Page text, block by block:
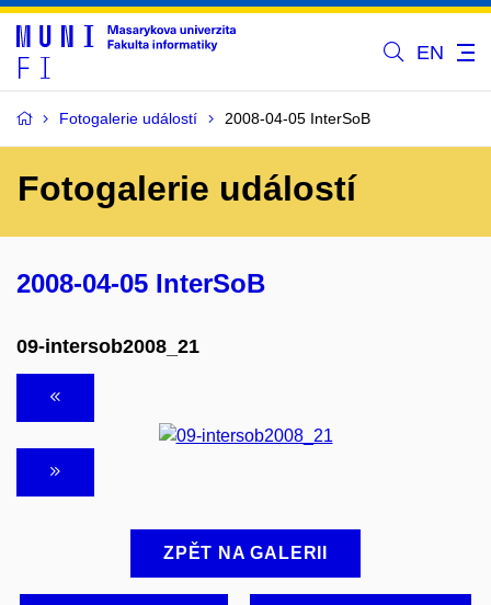
EN
Fotogalerie událostí 2008-04-05 InterSoB
Fotogalerie událostí
2008-04-05 InterSoB
09-intersob2008_21
ZPĚT NA GALERII